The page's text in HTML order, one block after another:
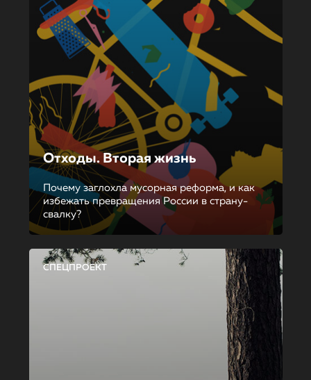
Отходы. Вторая жизнь
Почему заглохла мусорная реформа, и как
избежать превращения России в страну-
свалку?
СПЕЦПРОЕКТ